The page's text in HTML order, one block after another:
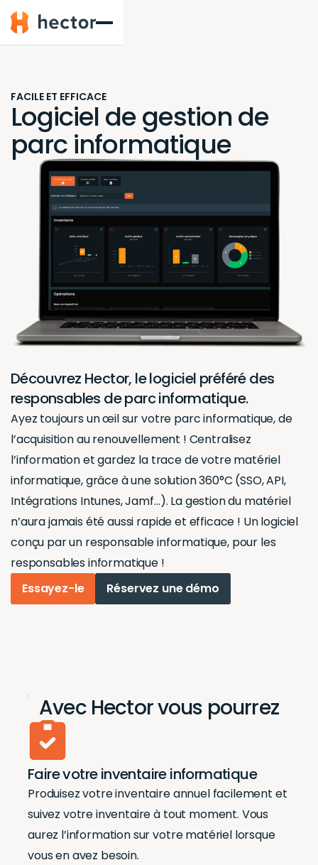
Hector
FACILE ET EFFICACE
Logiciel de gestion de
parc informatique
Découvrez Hector, le logiciel préféré des
responsables de parc informatique.
Ayez toujours un œil sur votre parc informatique, de
l’acquisition au renouvellement ! Centralisez
l’information et gardez la trace de votre matériel
informatique, grâce à une solution 360°C (SSO, API,
Intégrations Intunes, Jamf…). La gestion du matériel
n’aura jamais été aussi rapide et efficace ! Un logiciel
conçu par un responsable informatique, pour les
responsables informatique !
Essayez-le
Réservez une démo
Avec Hector vous pourrez
Faire votre inventaire informatique
Produisez votre inventaire annuel facilement et
suivez votre inventaire à tout moment. Vous
aurez l’information sur votre matériel lorsque
vous en avez besoin.